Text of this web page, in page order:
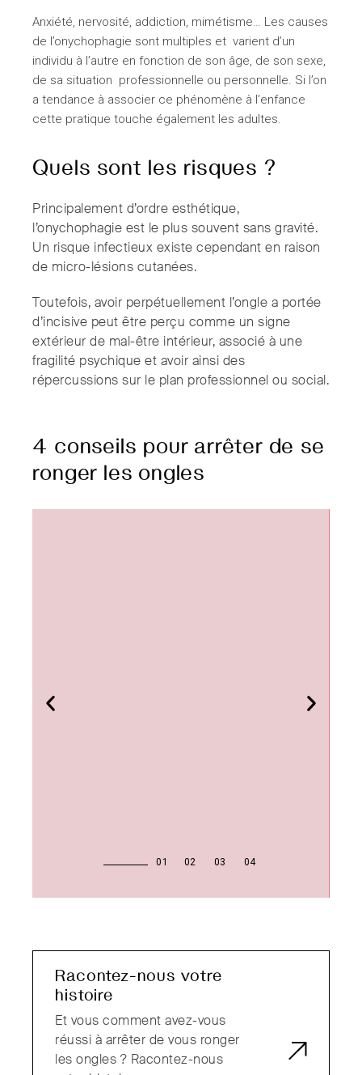
Anxiété, nervosité, addiction, mimétisme… Les causes
de l’onychophagie sont multiples et varient d’un
individu à l’autre en fonction de son âge, de son sexe,
de sa situation professionnelle ou personnelle. Si l’on
a tendance à associer ce phénomène à l’enfance
cette pratique touche également les adultes.
Quels sont les risques ?
Principalement d’ordre esthétique,
l’onychophagie est le plus souvent sans gravité.
Un risque infectieux existe cependant en raison
de micro-lésions cutanées.
Toutefois, avoir perpétuellement l’ongle a portée
d’incisive peut être perçu comme un signe
extérieur de mal-être intérieur, associé à une
fragilité psychique et avoir ainsi des
répercussions sur le plan professionnel ou social.
4 conseils pour arrêter de se
ronger les ongles
prenez soin de vos
mains
Commencez par faire une jolie
manucure et hydrater
régulièrement vos mains.
Choisissez- une crème à la
Racontez-nous votre
histoire
Et vous comment avez-vous
réussi à arrêter de vous ronger
les ongles ? Racontez-nous